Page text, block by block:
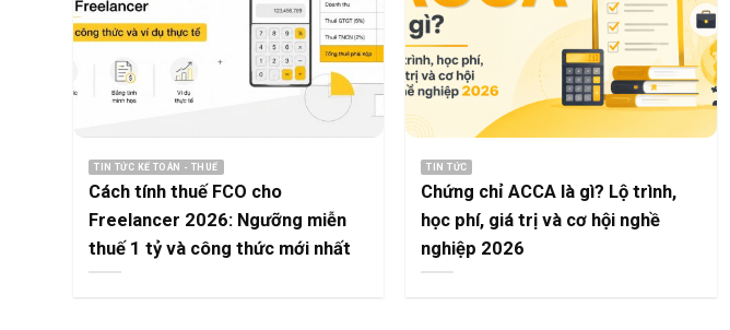
TIN TỨC KẾ TOÁN - THUẾ
Cách tính thuế FCO cho
Freelancer 2026: Ngưỡng miễn
thuế 1 tỷ và công thức mới nhất
TIN TỨC
Chứng chỉ ACCA là gì? Lộ trình,
học phí, giá trị và cơ hội nghề
nghiệp 2026